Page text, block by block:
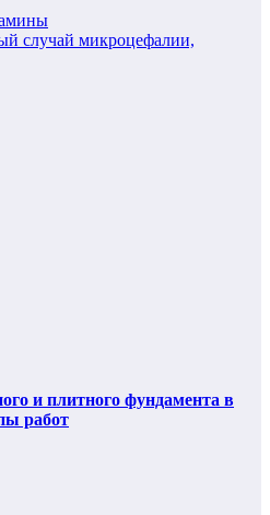
случай микроцефалии,
и плитного фундамента в
работ